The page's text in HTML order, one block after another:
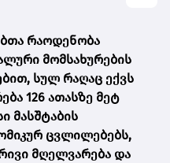
რაოდენობა
მომსახურების
სულ რაღაც ექვს
126 ათასზე მეტ
მასშტაბის
ცვლილებებს,
მღელვარება და